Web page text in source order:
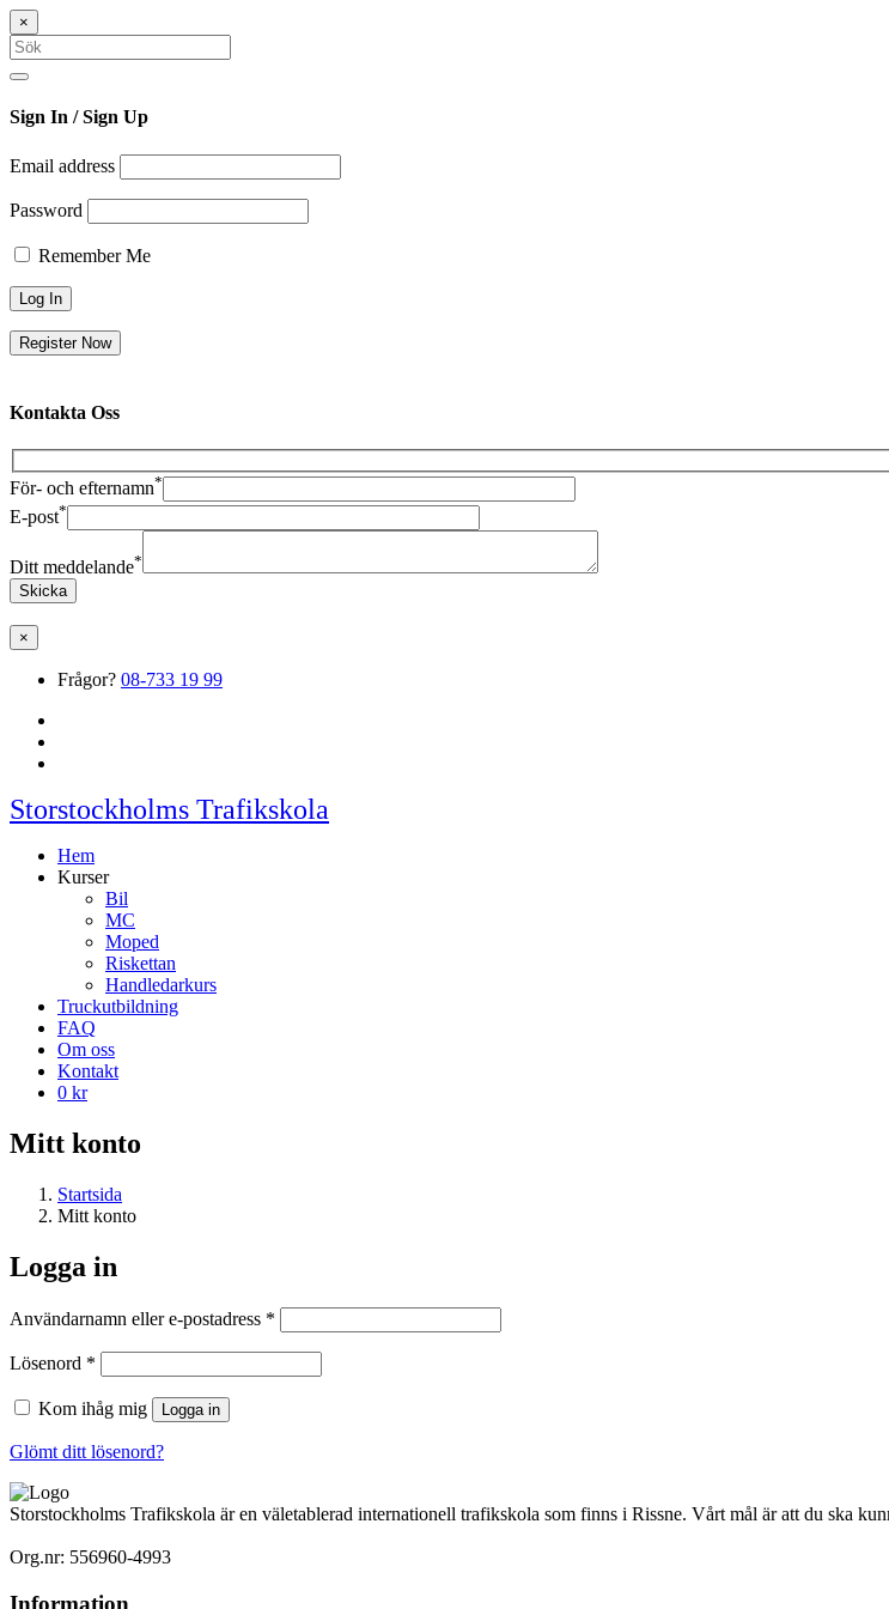
×
Sök
efter:
Search
Sign In / Sign Up
Email address
Password
Remember Me
Register Now
Kontakta Oss
För- och efternamn*
E-post*
Ditt meddelande*
×
Frågor? 08-733 19 99
Storstockholms Trafikskola
Hem
Kurser
Bil
MC
Moped
Riskettan
Handledarkurs
Truckutbildning
FAQ
Om oss
Kontakt
0 kr
Mitt konto
Startsida
Mitt konto
Logga in
Användarnamn eller e-postadress *
Lösenord *
Kom ihåg mig Logga in
Glömt ditt lösenord?
Storstockholms Trafikskola är en väletablerad internationell trafikskola som finns i Rissne. Vårt mål är att du ska
Org.nr: 556960-4993
Information